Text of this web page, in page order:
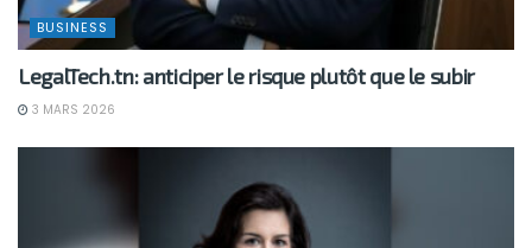
BUSINESS
LegalTech.tn: anticiper le risque plutôt que le subir
3 MARS 2026